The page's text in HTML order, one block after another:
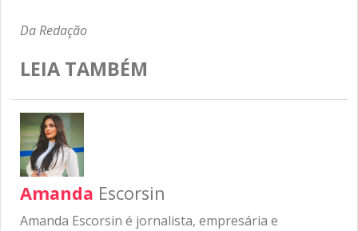
Da Redação
LEIA TAMBÉM
Amanda Escorsin
Amanda Escorsin é jornalista, empresária e